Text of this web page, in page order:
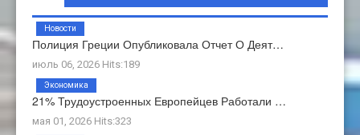
Полиция Греции Опубликовала Отчет О Деят…
июль 06, 2026 Hits:189
Новости
21% Трудоустроенных Европейцев Работали …
мая 01, 2026 Hits:323
Экономика